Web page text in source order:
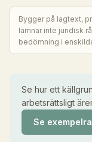
Bygger på lagtext,
lämnar inte juridisk
bedömning i
Se hur ett
arbetsrättsligt
Se